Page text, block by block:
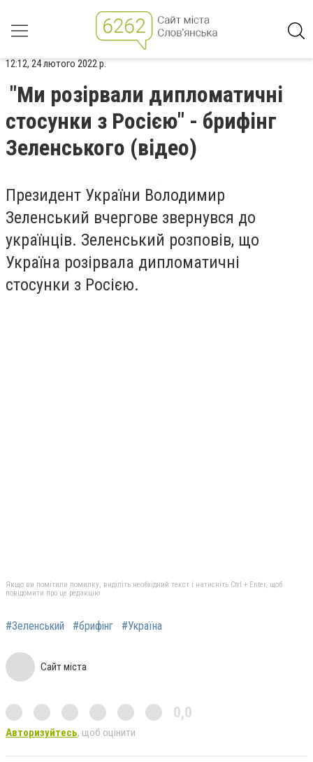
12:12, 24 лютого 2022 р.
"Ми розірвали дипломатичні
стосунки з Росією" - брифінг
Зеленського (відео)
Президент України Володимир
Зеленський вчергове звернувся до
українців. Зеленський розповів, що
Україна розірвала дипломатичні
стосунки з Росією.
Якщо ви помітили помилку, виділіть необхідний текст і натисніть Ctrl + Enter, щоб
повідомити про це редакцію
#Зеленський #брифінг #Україна
Сайт міста
0,0
Авторизуйтесь, щоб оцінити